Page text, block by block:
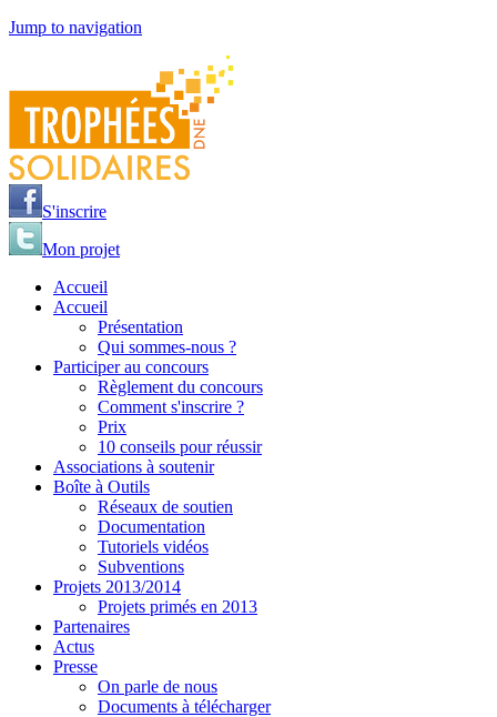
Jump to navigation
S'inscrire
Mon projet
Accueil
Accueil
Présentation
Qui sommes-nous ?
Participer au concours
Règlement du concours
Comment s'inscrire ?
Prix
10 conseils pour réussir
Associations à soutenir
Boîte à Outils
Réseaux de soutien
Documentation
Tutoriels vidéos
Subventions
Projets 2013/2014
Projets primés en 2013
Partenaires
Actus
Presse
On parle de nous
Documents à télécharger